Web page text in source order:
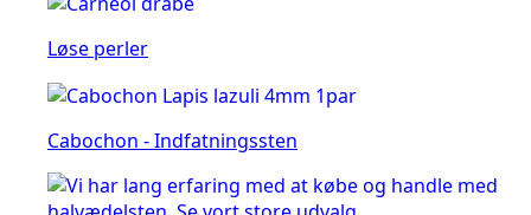
Løse perler
Cabochon - Indfatningssten